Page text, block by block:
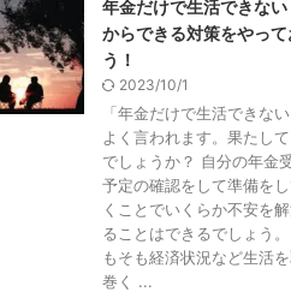
年金だけで生活できな
からできる対策をやって
う！
2023/10/1
「年金だけで生活できな
よく言われます。果たして
でしょうか？ 自分の年金
予定の確認をして準備を
くことでいくらか不安を
ることはできるでしょう
もそも経済状況など生活を
巻く ...